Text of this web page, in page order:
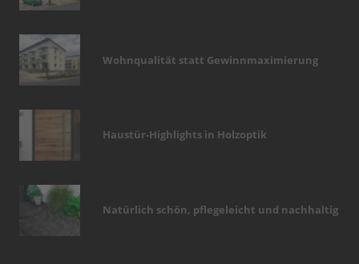
Wohnqualität statt Gewinnmaximierung
Haustür-Highlights in Holzoptik
Natürlich schön, pflegeleicht und nachhaltig